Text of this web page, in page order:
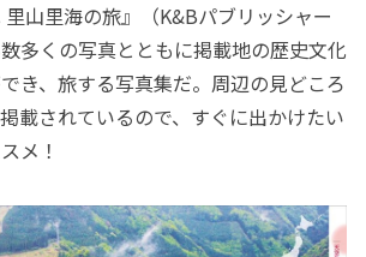
山里海の旅』（K&Bパブリッシャー
多くの写真とともに掲載地の歴史文化
き、旅する写真集だ。周辺の見どころ
載されているので、すぐに出かけたい
メ！